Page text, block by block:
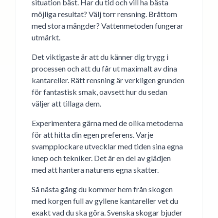
situation bäst. Har du tid och vill ha bästa
möjliga resultat? Välj torr rensning. Bråttom
med stora mängder? Vattenmetoden fungerar
utmärkt.
Det viktigaste är att du känner dig trygg i
processen och att du får ut maximalt av dina
kantareller. Rätt rensning är verkligen grunden
för fantastisk smak, oavsett hur du sedan
väljer att tillaga dem.
Experimentera gärna med de olika metoderna
för att hitta din egen preferens. Varje
svampplockare utvecklar med tiden sina egna
knep och tekniker. Det är en del av glädjen
med att hantera naturens egna skatter.
Så nästa gång du kommer hem från skogen
med korgen full av gyllene kantareller vet du
exakt vad du ska göra. Svenska skogar bjuder